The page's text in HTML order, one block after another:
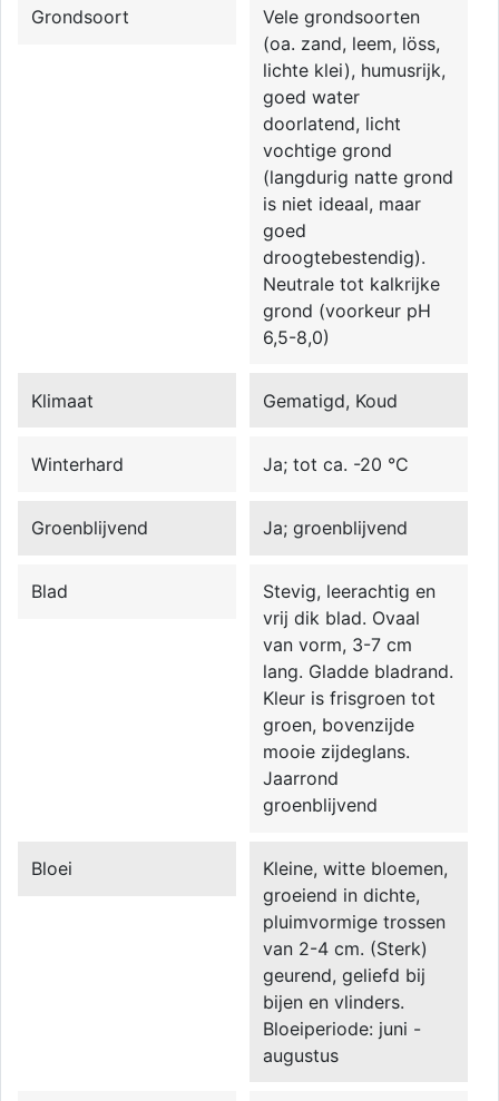
Grondsoort
Vele grondsoorten
(oa. zand, leem, löss,
lichte klei), humusrijk,
goed water
doorlatend, licht
vochtige grond
(langdurig natte grond
is niet ideaal, maar
goed
droogtebestendig).
Neutrale tot kalkrijke
grond (voorkeur pH
6,5-8,0)
Klimaat Gematigd, Koud
Winterhard Ja; tot ca. -20 °C
Groenblijvend Ja; groenblijvend
Blad
Stevig, leerachtig en
vrij dik blad. Ovaal
van vorm, 3-7 cm
lang. Gladde bladrand.
Kleur is frisgroen tot
groen, bovenzijde
mooie zijdeglans.
Jaarrond
groenblijvend
Bloei
Kleine, witte bloemen,
groeiend in dichte,
pluimvormige trossen
van 2-4 cm. (Sterk)
geurend, geliefd bij
bijen en vlinders.
Bloeiperiode: juni -
augustus